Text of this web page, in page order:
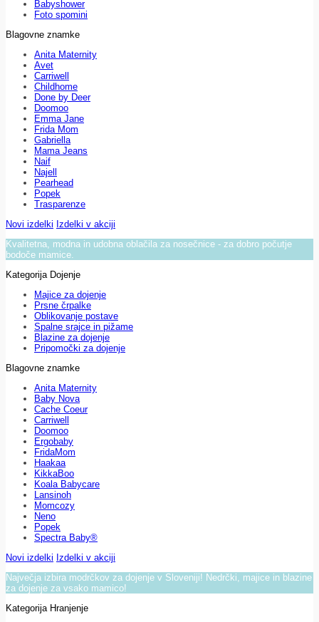
Babyshower
Foto spomini
Blagovne znamke
Anita Maternity
Avet
Carriwell
Childhome
Done by Deer
Doomoo
Emma Jane
Frida Mom
Gabriella
Mama Jeans
Naif
Najell
Pearhead
Popek
Trasparenze
Novi izdelki Izdelki v akciji
Kvalitetna, modna in udobna oblačila za nosečnice - za dobro počutje
bodoče mamice.
Kategorija Dojenje
Majice za dojenje
Prsne črpalke
Oblikovanje postave
Spalne srajce in pižame
Blazine za dojenje
Pripomočki za dojenje
Blagovne znamke
Anita Maternity
Baby Nova
Cache Coeur
Carriwell
Doomoo
Ergobaby
FridaMom
Haakaa
KikkaBoo
Koala Babycare
Lansinoh
Momcozy
Neno
Popek
Spectra Baby®
Novi izdelki Izdelki v akciji
Največja izbira modrčkov za dojenje v Sloveniji! Nedrčki, majice in blazine
za dojenje za vsako mamico!
Kategorija Hranjenje